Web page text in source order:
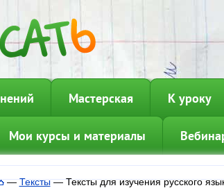
Мастерская К уроку
Мои курсы и материалы
—Тексты—Тексты для изучения русского